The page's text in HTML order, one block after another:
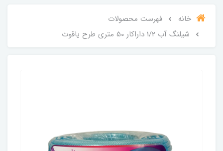
خانه
فهرست محصولات
شیلنگ آب 1/2 داراکار 50 متری طرح یاقوت